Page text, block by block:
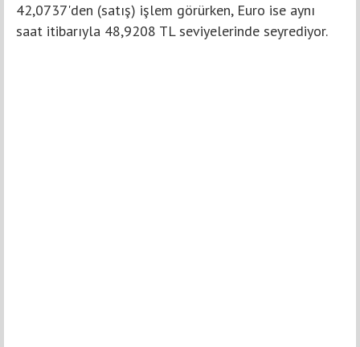
42,0737'den (satış) işlem görürken, Euro ise aynı
saat itibarıyla 48,9208 TL seviyelerinde seyrediyor.